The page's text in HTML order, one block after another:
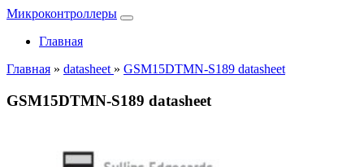
Микроконтроллеры
Главная
Главная » datasheet » GSM15DTMN-S189 datasheet
GSM15DTMN-S189 datasheet